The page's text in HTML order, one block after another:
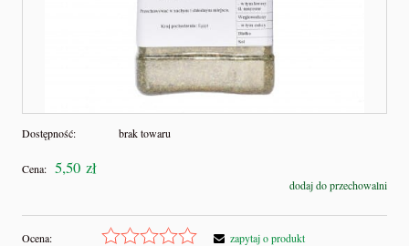
Dostępność: brak towaru
Cena: 5,50 zł
dodaj do przechowalni
Ocena:
zapytaj o produkt